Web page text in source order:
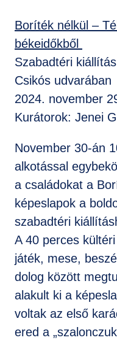
Boríték nélkül –
békeidőkből
Szabadtéri
Csikós udvarában
2024. november
Kurátorok: Jenei
November 30-án
alkotással
a családokat a
képeslapok a
szabadtéri
A 40 perces
játék, mese,
dolog között
alakult ki a
voltak az első
ered a